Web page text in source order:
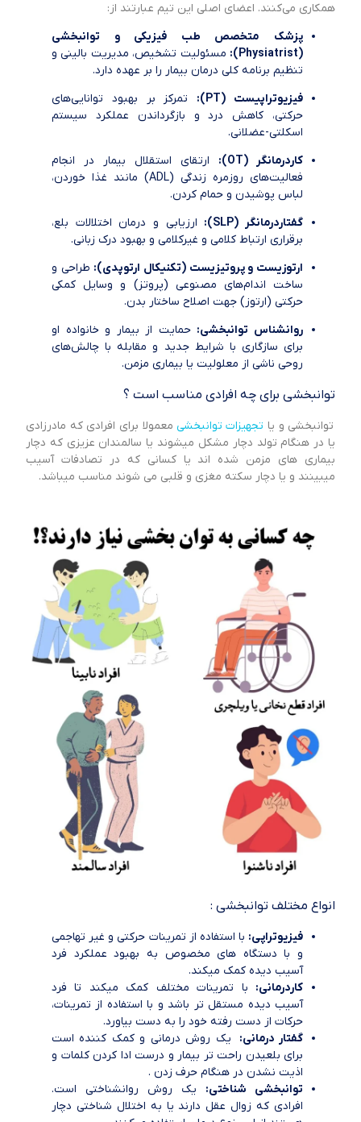
همکاری می‌کنند. اعضای اصلی این تیم عبارتند از:
پزشک متخصص طب فیزیکی و توانبخشی
(Physiatrist):
مسئولیت تشخیص، مدیریت بالینی و
تنظیم برنامه کلی درمان بیمار را بر عهده دارد.
فیزیوتراپیست (PT):
تمرکز بر بهبود توانایی‌های
حرکتی، کاهش درد و بازگرداندن عملکرد سیستم
اسکلتی-عضلانی.
کاردرمانگر (OT):
ارتقای استقلال بیمار در انجام
فعالیت‌های روزمره زندگی (ADL) مانند غذا خوردن،
لباس پوشیدن و حمام کردن.
گفتاردرمانگر (SLP):
ارزیابی و درمان اختلالات بلع،
برقراری ارتباط کلامی و غیرکلامی و بهبود درک زبانی.
ارتوزیست و پروتیزیست (تکنیکال ارتوپدی): طراحی و
ساخت اندام‌های مصنوعی (پروتز) و وسایل کمکی
حرکتی (ارتوز) جهت اصلاح ساختار بدن.
روانشناس توانبخشی: حمایت از بیمار و خانواده او
برای سازگاری با شرایط جدید و مقابله با چالش‌های
روحی ناشی از معلولیت یا بیماری مزمن.
توانبخشی برای چه افرادی مناسب است ؟
توانبخشی و یا تجهیزات توانبخشی معمولا برای افرادی که مادرزادی
یا در هنگام تولد دچار مشکل میشوند یا سالمندان عزیزی که دچار
بیماری های مزمن شده اند یا کسانی که در تصادفات آسیب
میبینند و یا دچار سکته مغزی و قلبی می شوند مناسب میباشد.
انواع مختلف توانبخشی :
فیزیوتراپی: با استفاده از تمرینات حرکتی و غیر تهاجمی
و با دستگاه های مخصوص به بهبود عملکرد فرد
آسیب دیده کمک میکند.
کاردرمانی: با تمرینات مختلف کمک میکند تا فرد
آسیب دیده مستقل تر باشد و با استفاده از تمرینات،
حرکات از دست رفته خود را به دست بیاورد.
گفتار درمانی: یک روش درمانی و کمک کننده است
برای بلعیدن راحت تر بیمار و درست ادا کردن کلمات و
اذیت نشدن در هنگام حرف زدن .
توانبخشی شناختی: یک روش روانشناختی است.
افرادی که زوال عقل دارند یا به اختلال شناختی دچار